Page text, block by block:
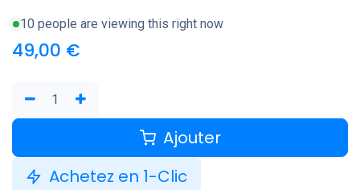
10 people are viewing this right now
49,00 €
Ajouter
Achetez en 1-Clic